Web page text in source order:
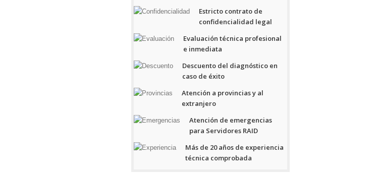
Estricto contrato de
confidencialidad legal
Evaluación técnica profesional
e inmediata
Descuento del diagnóstico en
caso de éxito
Atención a provincias y al
extranjero
Atención de emergencias
para Servidores RAID
Más de 20 años de experiencia
técnica comprobada